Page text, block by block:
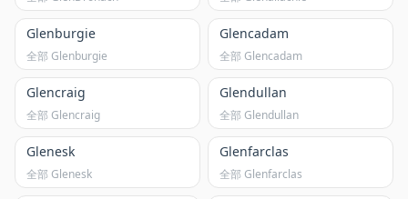
Glenburgie
全部 Glenburgie
Glencadam
全部 Glencadam
Glencraig
全部 Glencraig
Glendullan
全部 Glendullan
Glenesk
全部 Glenesk
Glenfarclas
全部 Glenfarclas